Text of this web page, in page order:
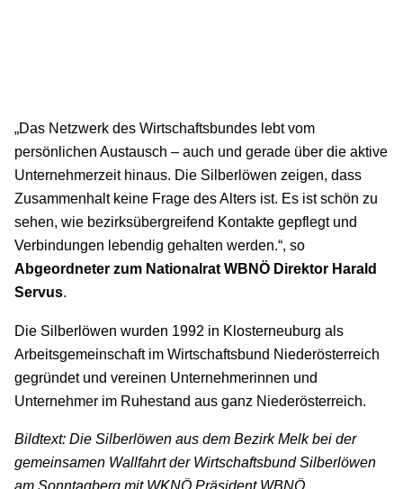
„Das Netzwerk des Wirtschaftsbundes lebt vom
persönlichen Austausch – auch und gerade über die aktive
Unternehmerzeit hinaus. Die Silberlöwen zeigen, dass
Zusammenhalt keine Frage des Alters ist. Es ist schön zu
sehen, wie bezirksübergreifend Kontakte gepflegt und
Verbindungen lebendig gehalten werden.“, so
Abgeordneter zum Nationalrat WBNÖ Direktor Harald
Servus.
Die Silberlöwen wurden 1992 in Klosterneuburg als
Arbeitsgemeinschaft im Wirtschaftsbund Niederösterreich
gegründet und vereinen Unternehmerinnen und
Unternehmer im Ruhestand aus ganz Niederösterreich.
Bildtext: Die Silberlöwen aus dem Bezirk Melk bei der
gemeinsamen Wallfahrt der Wirtschaftsbund Silberlöwen
am Sonntagberg mit WKNÖ Präsident WBNÖ